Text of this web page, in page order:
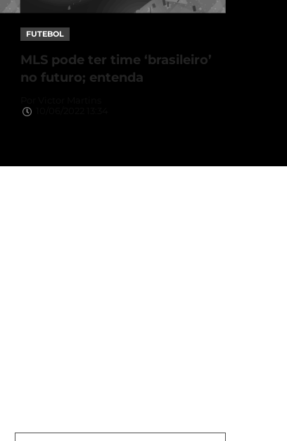
FUTEBOL
MLS pode ter time ‘brasileiro’
no futuro; entenda